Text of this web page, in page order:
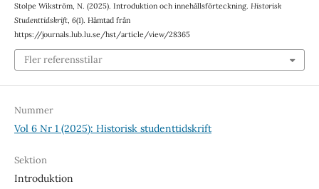
Stolpe Wikström, N. (2025). Introduktion och innehållsförteckning. Historisk
Studenttidskrift, 6(1). Hämtad från
https://journals.lub.lu.se/hst/article/view/28365
Fler referensstilar
Nummer
Vol 6 Nr 1 (2025): Historisk studenttidskrift
Sektion
Introduktion